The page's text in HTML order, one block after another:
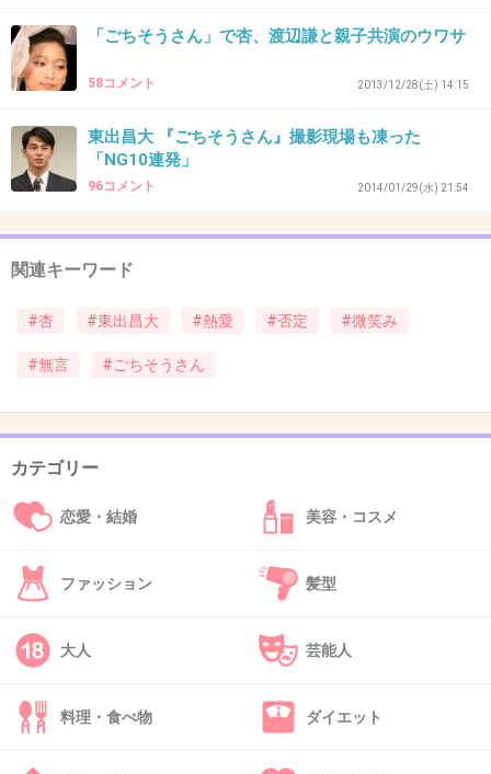
39. 匿名2014/01/09(木) 20:06:41
今朝のごちそうさんも見たけど、やっぱり杏ち
ブスだよ
+11
紅白でも仲良いかんじの空気だしてた！！一緒
にせーのって言ってたし
42. 匿名
「ごちそうさん」で杏、渡辺謙と親子共演のウワサ
58コメント 2013/12/28(土) 14:15
東出昌大 『ごちそうさん』撮影現場も凍った
「NG10連発」
96コメント 2014/01/29(水) 21:54
関連キーワード
#杏 #東出昌大 #熱愛 #否定 #微笑み
#無言 #ごちそうさん
カテゴリー
恋愛・結婚 美容・コスメ
ファッション 髪型
大人 芸能人
料理・食べ物 ダイエット